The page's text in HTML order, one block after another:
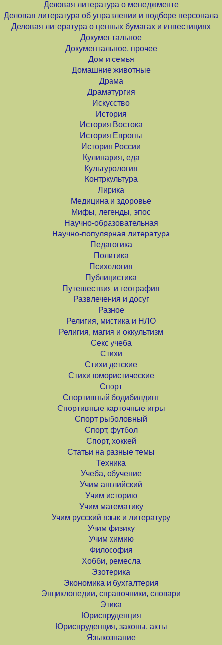
Деловая литература о менеджменте
Деловая литература об управлении и подборе персонала
Деловая литература о ценных бумагах и инвестициях
Документальное
Документальное, прочее
Дом и семья
Домашние животные
Драма
Драматургия
Искусство
История
История Востока
История Европы
История России
Кулинария, еда
Культурология
Контркультура
Лирика
Медицина и здоровье
Мифы, легенды, эпос
Научно-образовательная
Научно-популярная литература
Педагогика
Политика
Психология
Публицистика
Путешествия и география
Развлечения и досуг
Разное
Религия, мистика и НЛО
Религия, магия и оккультизм
Секс учеба
Стихи
Стихи детские
Стихи юмористические
Спорт
Спортивный бодибилдинг
Спортивные карточные игры
Спорт рыболовный
Спорт, футбол
Спорт, хоккей
Статьи на разные темы
Техника
Учеба, обучение
Учим английский
Учим историю
Учим математику
Учим русский язык и литературу
Учим физику
Учим химию
Философия
Хобби, ремесла
Эзотерика
Экономика и бухгалтерия
Энциклопедии, справочники, словари
Этика
Юриспруденция
Юриспруденция, законы, акты
Языкознание